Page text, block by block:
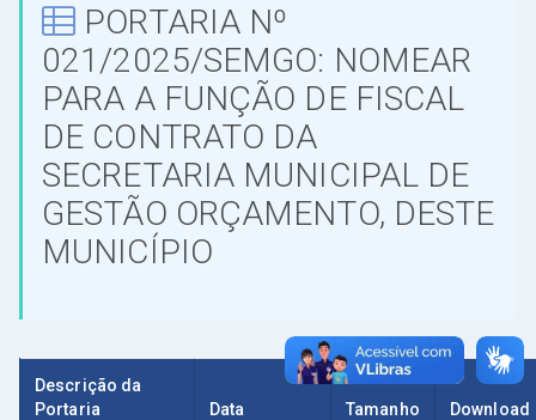
PORTARIA Nº
021/2025/SEMGO: NOMEAR
PARA A FUNÇÃO DE FISCAL
DE CONTRATO DA
SECRETARIA MUNICIPAL DE
GESTÃO ORÇAMENTO, DESTE
MUNICÍPIO
Descrição da
Portaria
Data Tamanho Download